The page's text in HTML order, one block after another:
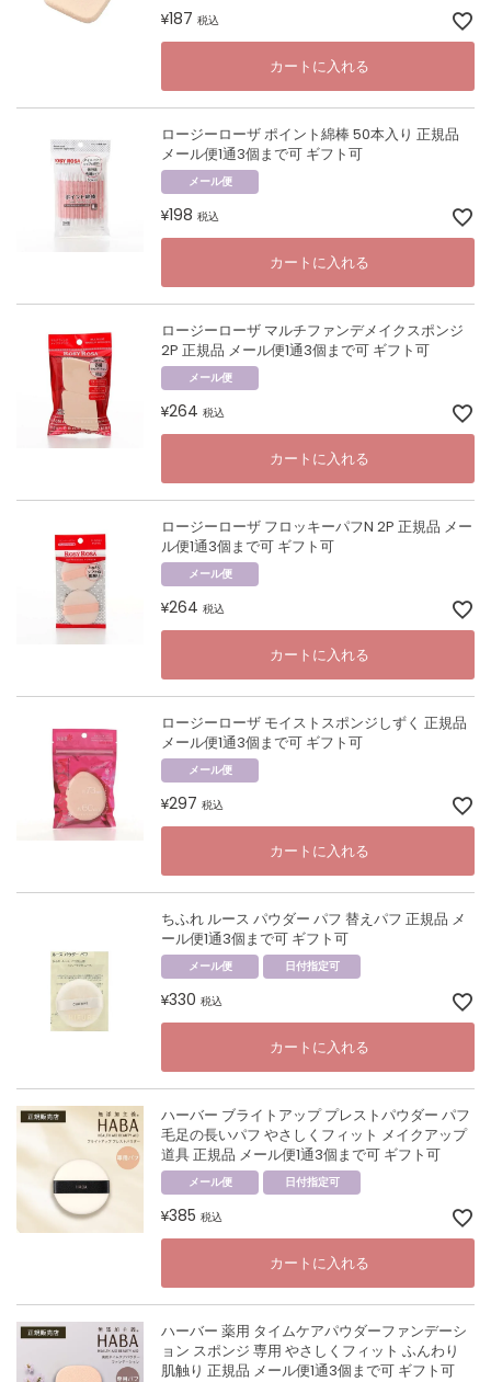
¥187 税込
カートに入れる
ロージーローザ ポイント綿棒 50本入り 正規品
メール便1通3個まで可 ギフト可
メール便
¥198 税込
カートに入れる
ロージーローザ マルチファンデメイクスポンジ
2P 正規品 メール便1通3個まで可 ギフト可
メール便
¥264 税込
カートに入れる
ロージーローザ フロッキーパフN 2P 正規品 メー
ル便1通3個まで可 ギフト可
メール便
¥264 税込
カートに入れる
ロージーローザ モイストスポンジしずく 正規品
メール便1通3個まで可 ギフト可
メール便
¥297 税込
カートに入れる
ちふれ ルース パウダー パフ 替えパフ 正規品 メ
ール便1通3個まで可 ギフト可
メール便 日付指定可
¥330 税込
カートに入れる
ハーバー ブライトアップ プレストパウダー パフ
毛足の長いパフ やさしくフィット メイクアップ
道具 正規品 メール便1通3個まで可 ギフト可
メール便 日付指定可
¥385 税込
カートに入れる
ハーバー 薬用 タイムケアパウダーファンデーシ
ョン スポンジ 専用 やさしくフィット ふんわり
肌触り 正規品 メール便1通3個まで可 ギフト可